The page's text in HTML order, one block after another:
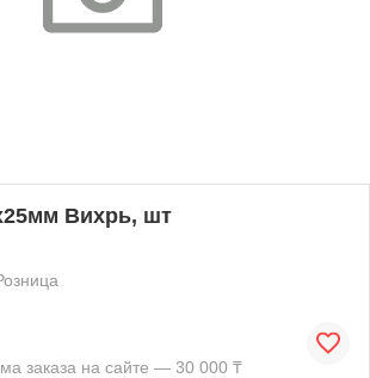
Вихрь, шт
заказа на сайте — 30 000 ₸